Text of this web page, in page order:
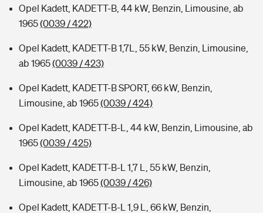
Opel Kadett, KADETT-B, 44 kW, Benzin, Limousine, ab
1965(0039 / 422)
Opel Kadett, KADETT-B 1,7L, 55 kW, Benzin, Limousine,
ab 1965(0039 / 423)
Opel Kadett, KADETT-B SPORT, 66 kW, Benzin,
Limousine, ab 1965(0039 / 424)
Opel Kadett, KADETT-B-L, 44 kW, Benzin, Limousine, ab
1965(0039 / 425)
Opel Kadett, KADETT-B-L 1,7 L, 55 kW, Benzin,
Limousine, ab 1965(0039 / 426)
Opel Kadett, KADETT-B-L 1,9 L, 66 kW, Benzin,